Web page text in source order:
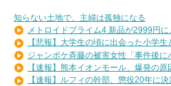
知らない土地で、主婦は孤独になる
メトロイドプライム4 新品が2999円
【悲報】大学生の頃に出会った小学生
ジャンポケ斉藤の被害女性「事件後に
【速報】熊本イオンモール、爆発の原
【速報】ルフィの幹部、懲役20年に